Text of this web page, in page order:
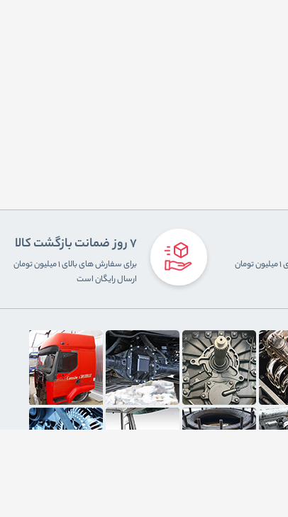
برای سفارش های بالای ۱ میلیون تومان
7 روز ضمانت بازگشت کالا
برای سفارش های بالای ۱ میلیون تومان
ارسال رایگان است